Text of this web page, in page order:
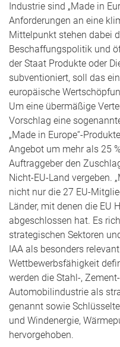
Industrie sind „Made in
Anforderungen an eine
Mittelpunkt stehen dabei
Beschaffungspolitik und
der Staat Produkte oder
subventioniert, soll das
europäische
Um eine übermäßige
Vorschlag eine
„Made in Europe“-
Angebot um mehr als 25
Auftraggeber den
Nicht-EU-Land vergeben.
nicht nur die 27 EU-
Länder, mit denen die EU
abgeschlossen hat. Es
strategischen Sektoren
IAA als besonders
Wettbewerbsfähigkeit
werden die Stahl-,
Automobilindustrie als
genannt sowie
und Windenergie,
hervorgehoben.